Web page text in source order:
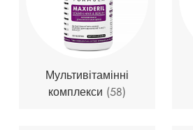
Мультивітамінні
комплекси (58)